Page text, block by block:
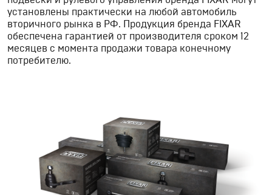
установлены практически на любой автомобиль
вторичного рынка в РФ. Продукция бренда FIXAR
обеспечена гарантией от производителя сроком 12
месяцев с момента продажи товара конечному
потребителю.